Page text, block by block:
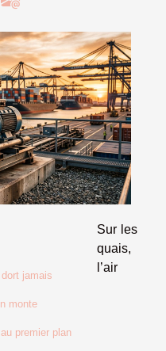
jamais
monte
premier plan
Sur les
quais,
l’air